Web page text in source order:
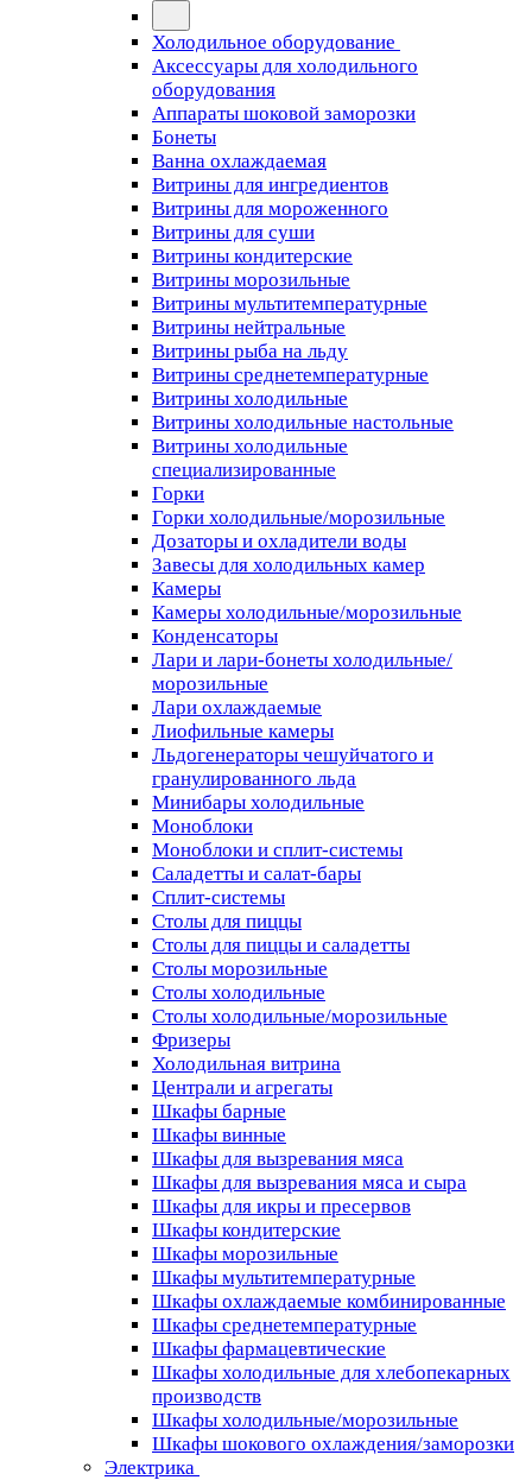
Холодильное оборудование
Аксессуары для холодильного
оборудования
Аппараты шоковой заморозки
Бонеты
Ванна охлаждаемая
Витрины для ингредиентов
Витрины для мороженного
Витрины для суши
Витрины кондитерские
Витрины морозильные
Витрины мультитемпературные
Витрины нейтральные
Витрины рыба на льду
Витрины среднетемпературные
Витрины холодильные
Витрины холодильные настольные
Витрины холодильные
специализированные
Горки
Горки холодильные/морозильные
Дозаторы и охладители воды
Завесы для холодильных камер
Камеры
Камеры холодильные/морозильные
Конденсаторы
Лари и лари-бонеты холодильные/
морозильные
Лари охлаждаемые
Лиофильные камеры
Льдогенераторы чешуйчатого и
гранулированного льда
Минибары холодильные
Моноблоки
Моноблоки и сплит-системы
Саладетты и салат-бары
Сплит-системы
Столы для пиццы
Столы для пиццы и саладетты
Столы морозильные
Столы холодильные
Столы холодильные/морозильные
Фризеры
Холодильная витрина
Централи и агрегаты
Шкафы барные
Шкафы винные
Шкафы для вызревания мяса
Шкафы для вызревания мяса и сыра
Шкафы для икры и пресервов
Шкафы кондитерские
Шкафы морозильные
Шкафы мультитемпературные
Шкафы охлаждаемые комбинированные
Шкафы среднетемпературные
Шкафы фармацевтические
Шкафы холодильные для хлебопекарных
производств
Шкафы холодильные/морозильные
Шкафы шокового охлаждения/заморозки
Электрика